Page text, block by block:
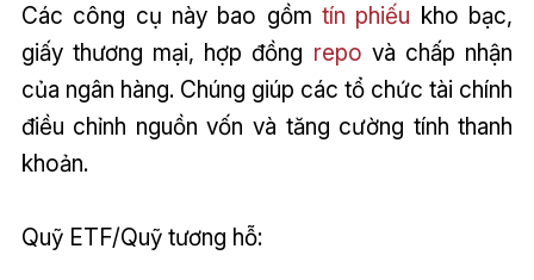
Các công cụ này bao gồmtín phiếu kho bạc,
giấy thương mại, hợp đồng repo và chấp nhận
của ngân hàng. Chúng giúp các tổ chức tài chính
điều chỉnh nguồn vốn và tăng cường tính thanh
khoản.
Quỹ ETF/Quỹ tương hỗ: